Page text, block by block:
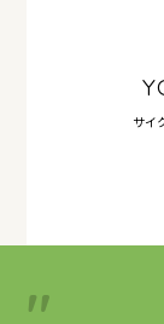
サイ